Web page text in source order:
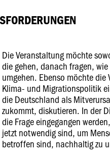
Die Veranstaltung möchte
die gehen, danach fragen,
umgehen. Ebenso möchte
Klima- und Migrationspolitik
die Deutschland als
zukommt, diskutieren. In der
die Frage eingegangen
jetzt notwendig sind, um
betroffen sind, nachhaltig zu